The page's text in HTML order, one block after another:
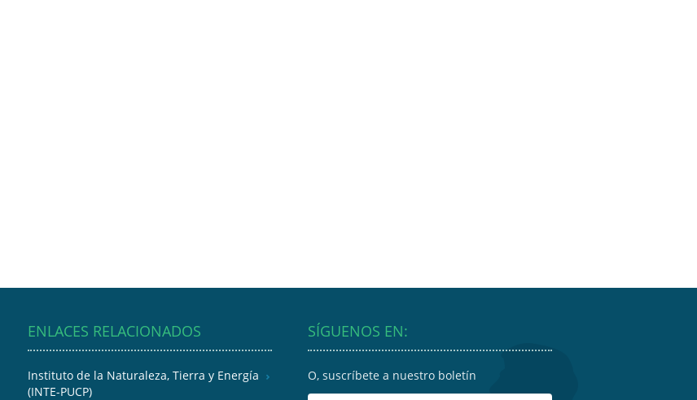
ENLACES RELACIONADOS
Instituto de la Naturaleza, Tierra y Energía
(INTE-PUCP)
SÍGUENOS EN:
O, suscríbete a nuestro boletín